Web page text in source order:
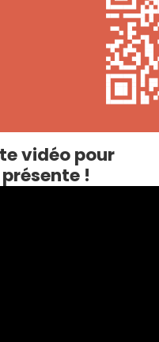
vidéo pour
!